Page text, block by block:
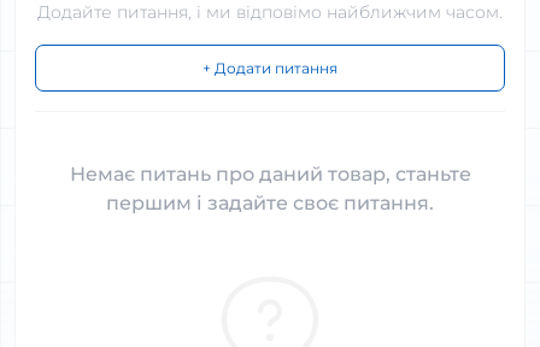
Додайте питання, і ми відповімо найближчим часом.
+ Додати питання
Немає питань про даний товар, станьте
першим і задайте своє питання.